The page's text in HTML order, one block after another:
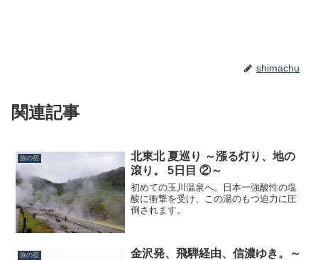
shimachu
関連記事
旅の宿
北東北 夏巡り ～漲る灯り、地の
滾り。 5日目 ②～
初めての玉川温泉へ。日本一強酸性の塩
酸に衝撃を受け、この湯のもつ迫力に圧
倒されます。
旅の宿
金沢発、飛騨経由、信濃ゆき。～